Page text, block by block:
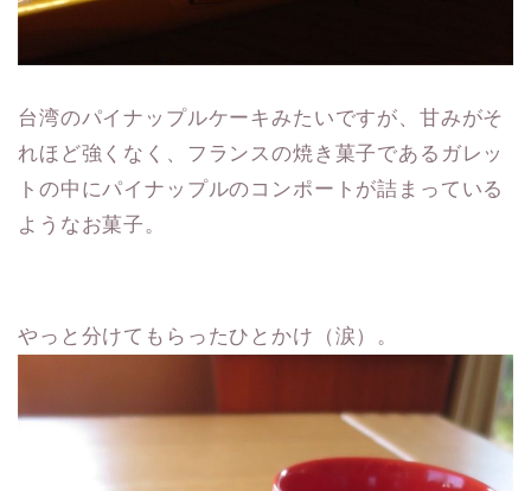
台湾のパイナップルケーキみたいですが、甘みがそ
れほど強くなく、フランスの焼き菓子であるガレッ
トの中にパイナップルのコンポートが詰まっている
ようなお菓子。
やっと分けてもらったひとかけ（涙）。